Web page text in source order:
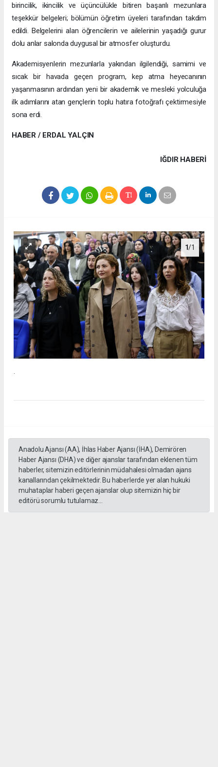
birincilik, ikincilik ve üçüncülükle bitiren başarılı mezunlara
teşekkür belgeleri; bölümün öğretim üyeleri tarafından takdim
edildi. Belgelerini alan öğrencilerin ve ailelerinin yaşadığı gurur
dolu anlar salonda duygusal bir atmosfer oluşturdu.
Akademisyenlerin mezunlarla yakından ilgilendiği, samimi ve
sıcak bir havada geçen program, kep atma heyecanının
yaşanmasının ardından yeni bir akademik ve mesleki yolculuğa
ilk adımlarını atan gençlerin toplu hatıra fotoğrafı çektirmesiyle
sona erdi.
HABER / ERDAL YALÇIN
IĞDIR HABERİ
1/1
.
Anadolu Ajansı (AA), İhlas Haber Ajansı (İHA), Demirören
Haber Ajansı (DHA) ve diğer ajanslar tarafından eklenen tüm
haberler, sitemizin editörlerinin müdahalesi olmadan ajans
kanallarından çekilmektedir. Bu haberlerde yer alan hukuki
muhataplar haberi geçen ajanslar olup sitemizin hiç bir
editörü sorumlu tutulamaz...